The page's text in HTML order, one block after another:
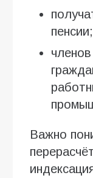
пенсии;
Важно